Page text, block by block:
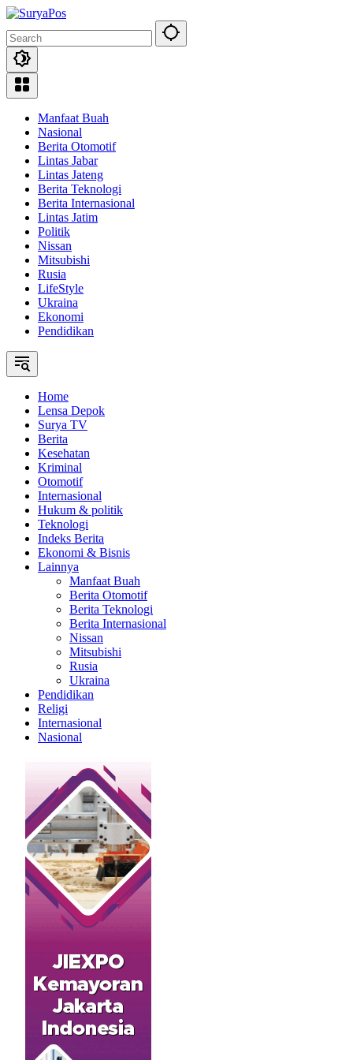
Skip
content
Manfaat Buah
Nasional
Berita Otomotif
Lintas Jabar
Lintas Jateng
Berita Teknologi
Berita Internasional
Lintas Jatim
Politik
Nissan
Mitsubishi
Rusia
LifeStyle
Ukraina
Ekonomi
Pendidikan
Home
Lensa Depok
Surya TV
Berita
Kesehatan
Kriminal
Otomotif
Internasional
Hukum & politik
Teknologi
Indeks Berita
Ekonomi & Bisnis
Lainnya
Manfaat Buah
Berita Otomotif
Berita Teknologi
Berita Internasional
Nissan
Mitsubishi
Rusia
Ukraina
Pendidikan
Religi
Internasional
Nasional